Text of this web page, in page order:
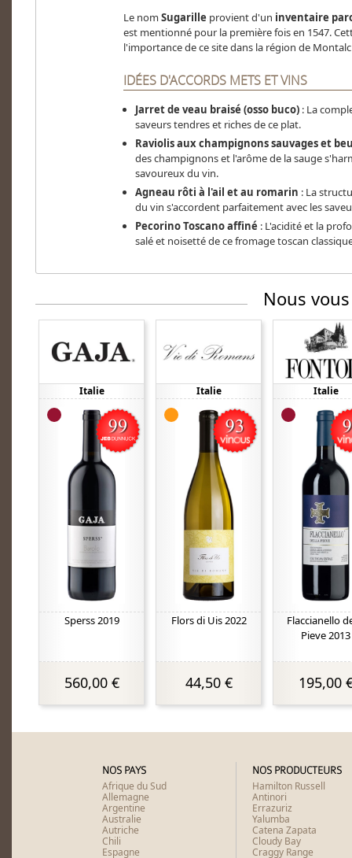
Le nom Sugarille provient d'un inventaire
est mentionné pour la première fois en 1547.
l'importance de ce site dans la région de
IDÉES D'ACCORDS METS ET VINS
Jarret de veau braisé (osso buco): La
saveurs tendres et riches de ce plat.
Raviolis aux champignons sauvages et
des champignons et l'arôme de la sauge
savoureux du vin.
Agneau rôti à l'ail et au romarin : La
du vin s'accordent parfaitement avec les
Pecorino Toscano affiné : L'acidité et la
salé et noisetté de ce fromage toscan
Nous
Italie
Sperss 2019
560,00 €
Italie
Flors di Uis 2022
44,50 €
Italie
Flaccianello
Pieve 2013
195,00
NOS PAYS
Afrique du Sud
Allemagne
Argentine
Australie
Autriche
Chili
Espagne
NOS PRODUCTEURS
Hamilton Russell
Antinori
Errazuriz
Yalumba
Catena Zapata
Cloudy Bay
Craggy Range